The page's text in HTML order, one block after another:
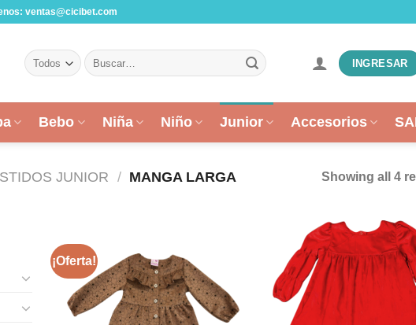
ventas@cicibet.com
Buscar
por:
INGRESAR
Bebo Niña Niño Junior Accesorios
JUNIOR / MANGA LARGA Showing all 4
¡Oferta!